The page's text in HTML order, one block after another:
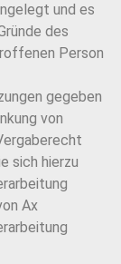
und es
des
Person
gegeben
von
sich hierzu
Ax